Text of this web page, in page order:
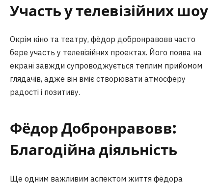
Участь у телевізійних шоу
Окрім кіно та театру, фёдор добронравовв часто
бере участь у телевізійних проектах. Його поява на
екрані завжди супроводжується теплим прийомом
глядачів, адже він вміє створювати атмосферу
радості і позитиву.
Фёдор Добронравовв:
Благодійна діяльність
Ще одним важливим аспектом життя фёдора